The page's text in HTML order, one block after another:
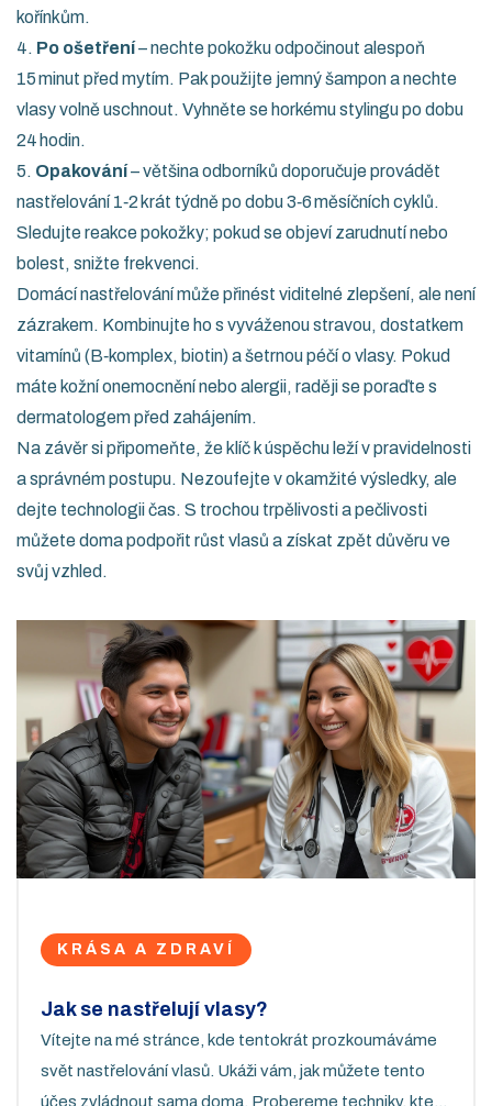
kořínkům.
4. Po ošetření– nechte pokožku odpočinout alespoň
15 minut před mytím. Pak použijte jemný šampon a nechte
vlasy volně uschnout. Vyhněte se horkému stylingu po dobu
24 hodin.
5. Opakování– většina odborníků doporučuje provádět
nastřelování 1‑2 krát týdně po dobu 3‑6 měsíčních cyklů.
Sledujte reakce pokožky; pokud se objeví zarudnutí nebo
bolest, snižte frekvenci.
Domácí nastřelování může přinést viditelné zlepšení, ale není
zázrakem. Kombinujte ho s vyváženou stravou, dostatkem
vitamínů (B‑komplex, biotin) a šetrnou péčí o vlasy. Pokud
máte kožní onemocnění nebo alergii, raději se poraďte s
dermatologem před zahájením.
Na závěr si připomeňte, že klíč k úspěchu leží v pravidelnosti
a správném postupu. Nezoufejte v okamžité výsledky, ale
dejte technologii čas. S trochou trpělivosti a pečlivosti
můžete doma podpořit růst vlasů a získat zpět důvěru ve
svůj vzhled.
KRÁSA A ZDRAVÍ
Jak se nastřelují vlasy?
Vítejte na mé stránce, kde tentokrát prozkoumáváme
svět nastřelování vlasů. Ukáži vám, jak můžete tento
účes zvládnout sama doma. Probereme techniky, které